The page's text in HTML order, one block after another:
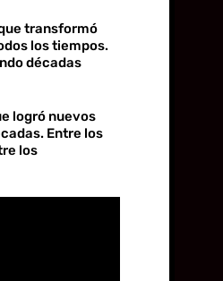
transformó
los tiempos.
décadas
logró nuevos
Entre los
los